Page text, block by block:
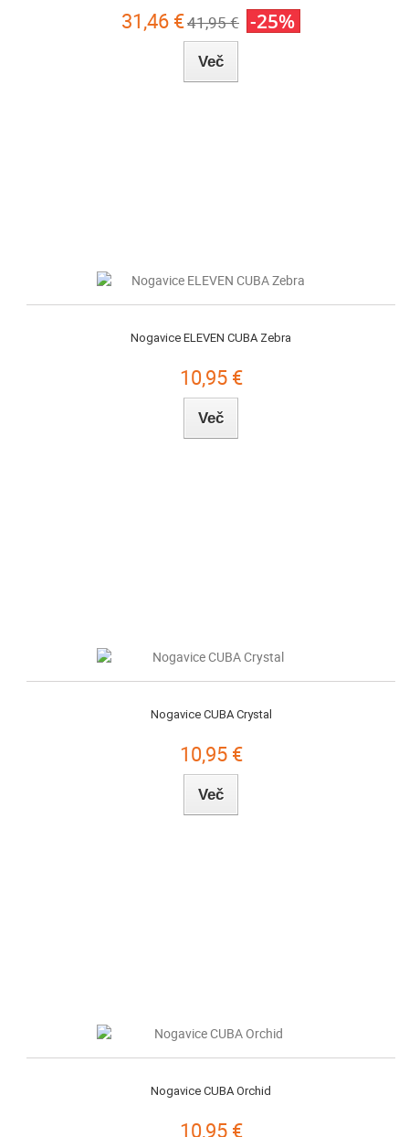
31,46 €41,95 € -25%
Več
Nogavice ELEVEN CUBA Zebra
10,95 €
Več
Nogavice CUBA Crystal
10,95 €
Več
Nogavice CUBA Orchid
10,95 €